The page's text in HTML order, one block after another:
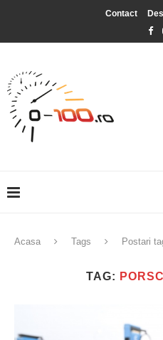
Contact
Acasa Tags Postari
TAG: